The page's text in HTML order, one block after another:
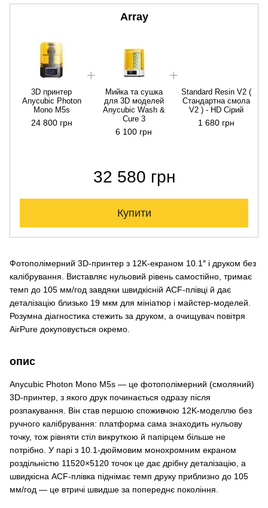
Array
3D принтер
Anycubic Photon
Mono M5s
24 800 грн
Мийка та сушка
для 3D моделей
Anycubic Wash &
Cure 3
6 100 грн
Standard Resin V2 (
Стандартна смола
V2 ) - HD Сірий
1 680 грн
32 580 грн
Купити
Фотополімерний 3D-принтер з 12K-екраном 10.1″ і друком без
калібрування. Виставляє нульовий рівень самостійно, тримає
темп до 105 мм/год завдяки швидкісній ACF-плівці й дає
деталізацію близько 19 мкм для мініатюр і майстер-моделей.
Розумна діагностика стежить за друком, а очищувач повітря
AirPure докуповується окремо.
опис
Anycubic Photon Mono M5s — це фотополімерний (смоляний)
3D-принтер, з якого друк починається одразу після
розпакування. Він став першою споживчою 12K-моделлю без
ручного калібрування: платформа сама знаходить нульову
точку, тож рівняти стіл викруткою й папірцем більше не
потрібно. У парі з 10.1-дюймовим монохромним екраном
роздільністю 11520×5120 точок це дає дрібну деталізацію, а
швидкісна ACF-плівка піднімає темп друку приблизно до 105
мм/год — це втричі швидше за попереднє покоління.